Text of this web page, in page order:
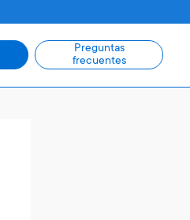
Preguntas
frecuentes